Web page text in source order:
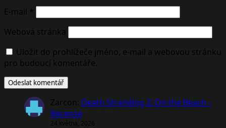
E-mail *
Webová stránka
Uložit do prohlížeče jméno, e-mail a webovou stránku
pro budoucí komentáře.
Zarcon: Death Stranding 2: On the Beach –
Recenze
24 května, 2026